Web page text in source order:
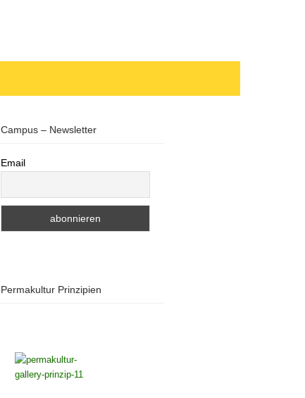
Campus – Newsletter
Email
Permakultur Prinzipien